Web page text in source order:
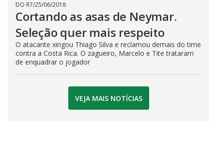
DO R7/25/06/2018
Cortando as asas de Neymar.
Seleção quer mais respeito
O atacante xingou Thiago Silva e reclamou demais do time
contra a Costa Rica. O zagueiro, Marcelo e Tite trataram
de enquadrar o jogador
VEJA MAIS NOTÍCIAS